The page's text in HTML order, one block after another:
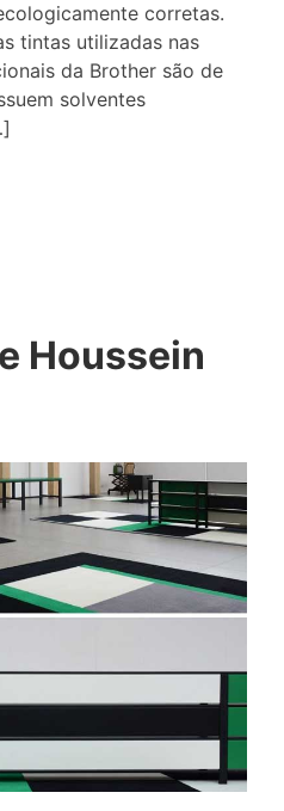
corretas.
tintas utilizadas nas
da Brother são de
solventes
Houssein